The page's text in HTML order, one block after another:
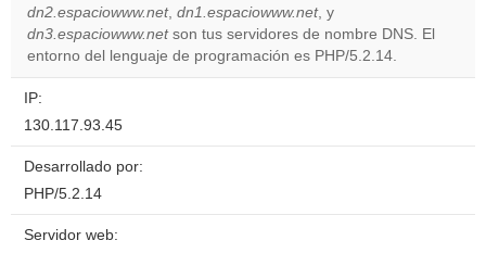
dn2.espaciowww.net, dn1.espaciowww.net, y
dn3.espaciowww.netson tus servidores de nombre DNS. El
entorno del lenguaje de programación es PHP/5.2.14.
IP:
130.117.93.45
Desarrollado por:
PHP/5.2.14
Servidor web: